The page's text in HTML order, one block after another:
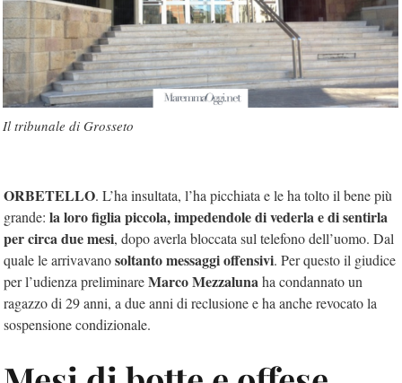
Il tribunale di Grosseto
ORBETELLO. L’ha insultata, l’ha picchiata e le ha tolto il bene più
grande: la loro figlia piccola, impedendole di vederla e di sentirla
per circa due mesi, dopo averla bloccata sul telefono dell’uomo. Dal
quale le arrivavanosoltanto messaggi offensivi. Per questo il giudice
per l’udienza preliminareMarco Mezzalunaha condannato un
ragazzo di 29 anni, a due anni di reclusione e ha anche revocato la
sospensione condizionale.